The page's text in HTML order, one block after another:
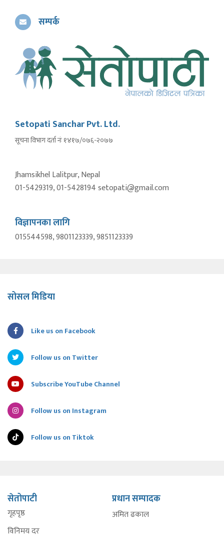
सम्पर्क
Setopati Sanchar Pvt. Ltd.
सूचना विभाग दर्ता नंः १४१७/०७६-२०७७
Jhamsikhel Lalitpur, Nepal
01-5429319, 01-5428194 setopati@gmail.com
विज्ञापनका लागि
015544598, 9801123339, 9851123339
सोसल मिडिया
Like us on Facebook
Follow us on Twitter
Subscribe YouTube Channel
Follow us on Instagram
Follow us on Tiktok
सेतोपाटी
गृहपृष्ठ
विनिमय दर
प्रधान सम्पादक
अमित ढकाल